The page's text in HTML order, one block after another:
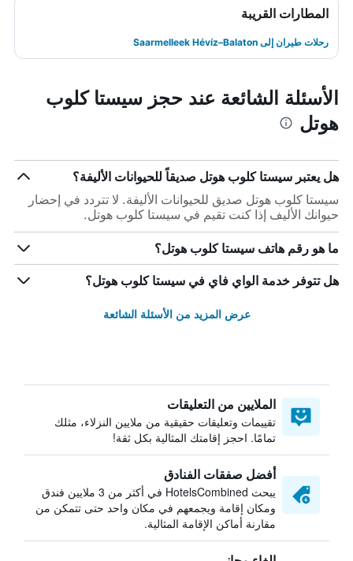
المطارات القريبة
رحلات طيران إلى Saarmelleek Hévíz–Balaton
الأسئلة الشائعة عند حجز سيستا كلوب
هوتل
هل يعتبر سيستا كلوب هوتل صديقاً للحيوانات الأليفة؟
سيستا كلوب هوتل صديق للحيوانات الأليفة. لا تتردد في إحضار
حيوانك الأليف إذا كنت تقيم في سيستا كلوب هوتل.
ما هو رقم هاتف سيستا كلوب هوتل؟
هل تتوفر خدمة الواي فاي في سيستا كلوب هوتل؟
عرض المزيد من الأسئلة الشائعة
الملايين من التعليقات
تقييمات وتعليقات حقيقية من ملايين النزلاء، مثلك
تمامًا. احجز إقامتك المثالية بكل ثقة!
أفضل صفقات الفنادق
يبحث HotelsCombined في أكثر من 3 ملايين فندق
ومكان إقامة ويجمعهم في مكان واحد حتى تتمكن من
مقارنة أماكن الإقامة المثالية.